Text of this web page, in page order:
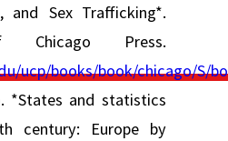
and Sex Trafficking*.
Chicago Press.
ucp/books/book/chicago/S/
*States and statistics
century: Europe by